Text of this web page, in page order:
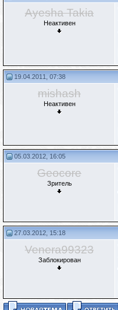
Ayesha Takia
Неактивен
19.04.2011, 07:38
mishash
Неактивен
05.03.2012, 16:05
Geocore
Зритель
27.03.2012, 15:18
Venera99323
Заблокирован